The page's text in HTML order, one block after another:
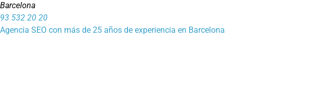
Barcelona
93 532 20 20
Agencia SEO con más de 25 años de experiencia en Barcelona